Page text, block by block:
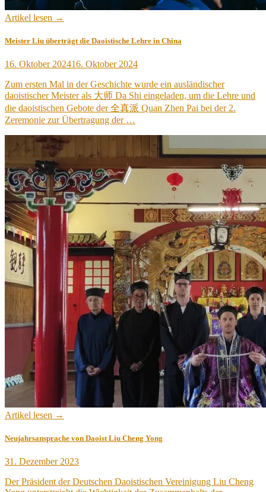
Artikel lesen →
Meister Liu überträgt die Daoistische Lehre in China
Veröffentlicht
16. Oktober 202416. Oktober 2024
Zum ersten Mal in der Geschichte wurde ein ausländischer
daoistischer Meister als 大师 Da Shi eingeladen, um die Lehre und
die daoistischen Gebote der 全真派 Quan Zhen Pai bei der 2.
Zeremonie zur Übertragung der …
Artikel lesen →
Neujahrsansprache von Daoist Liu Cheng Yong
Veröffentlicht
31. Dezember 2023
Der Präsident der Deutschen Daoistischen Vereinigung Liu Cheng